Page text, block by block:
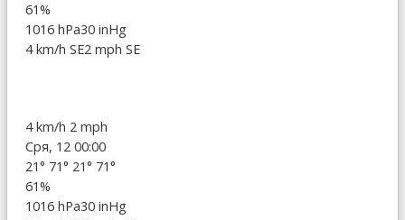
61%
1016 hPa30 inHg
4 km/h SE2 mph SE
4 km/h 2 mph
Сря, 12 00:00
21° 71° 21° 71°
61%
1016 hPa30 inHg